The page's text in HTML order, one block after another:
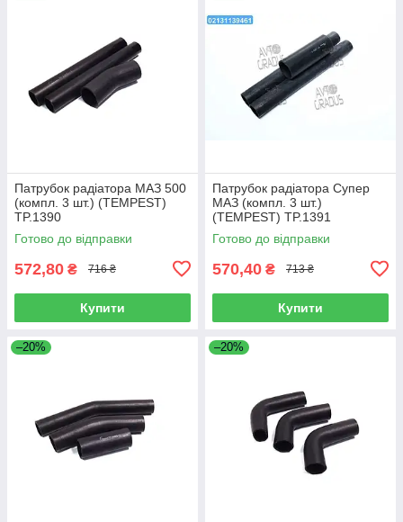
Патрубок радіатора МАЗ 500
(компл. 3 шт.) (TEMPEST)
TP.1390
Готово до відправки
572,80 ₴ 716 ₴
Купити
Патрубок радіатора Супер
МАЗ (компл. 3 шт.)
(TEMPEST) TP.1391
Готово до відправки
570,40 ₴ 713 ₴
Купити
–20% –20%